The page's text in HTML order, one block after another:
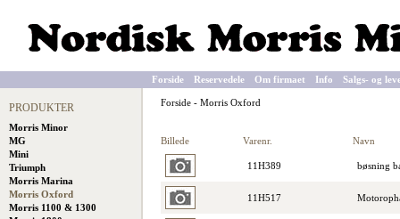
Forside Reservedele Om firmaet Info Salgs- og
PRODUKTER
Morris Minor
MG
Mini
Triumph
Morris Marina
Morris Oxford
Morris 1100 & 1300
Forside - Morris Oxford
Billede Varenr. Navn
11H389 bøsning
11H517